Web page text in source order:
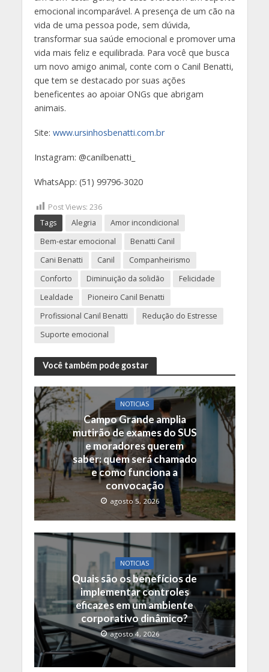
emocional incomparável. A presença de um cão na
vida de uma pessoa pode, sem dúvida,
transformar sua saúde emocional e promover uma
vida mais feliz e equilibrada. Para você que busca
um novo amigo animal, conte com o Canil Benatti,
que tem se destacado por suas ações
beneficentes ao apoiar ONGs que abrigam
animais.
Site: www.ursinhosbenatti.com.br
Instagram: @canilbenatti_
WhatsApp: (51) 99796-3020
Post Views: 236
Tags
Alegria
Amor incondicional
Bem-estar emocional
Benatti Canil
Cani Benatti
Canil
Companheirismo
Conforto
Diminuição da solidão
Felicidade
Lealdade
Pioneiro Canil Benatti
Profissional Canil Benatti
Redução do Estresse
Suporte emocional
Você também pode gostar
NOTICIAS
Campo Grande amplia
mutirão de exames do SUS
e moradores querem
saber: quem será chamado
e como funciona a
convocação
agosto 5, 2026
NOTICIAS
Quais são os benefícios de
implementar controles
eficazes em um ambiente
corporativo dinâmico?
agosto 4, 2026